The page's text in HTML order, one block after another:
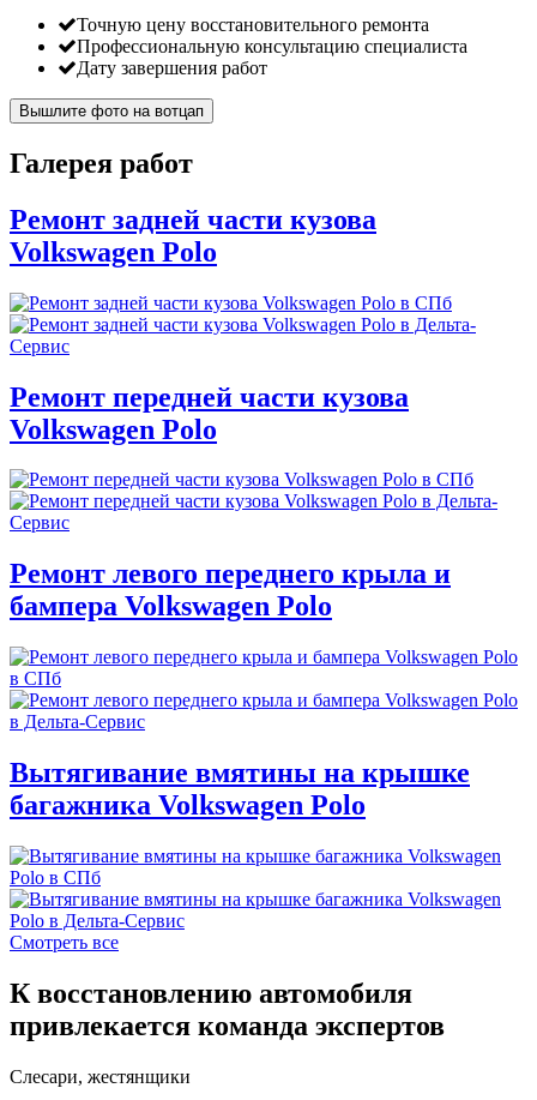
Точную цену восстановительного ремонта
Профессиональную консультацию специалиста
Дату завершения работ
Вышлите фото на вотцап
Галерея работ
Ремонт задней части кузова
Volkswagen Polo
Ремонт передней части кузова
Volkswagen Polo
Ремонт левого переднего крыла и
бампера Volkswagen Polo
Вытягивание вмятины на крышке
багажника Volkswagen Polo
Смотреть все
К восстановлению автомобиля
привлекается команда экспертов
Слесари, жестянщики